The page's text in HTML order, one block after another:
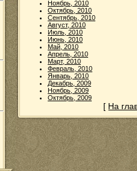
Ноябрь, 2010
Октябрь, 2010
Сентябрь, 2010
Август, 2010
Июль, 2010
Июнь, 2010
Май, 2010
Апрель, 2010
Март, 2010
Февраль, 2010
Январь, 2010
Декабрь, 2009
Ноябрь, 2009
Октябрь, 2009
[ На